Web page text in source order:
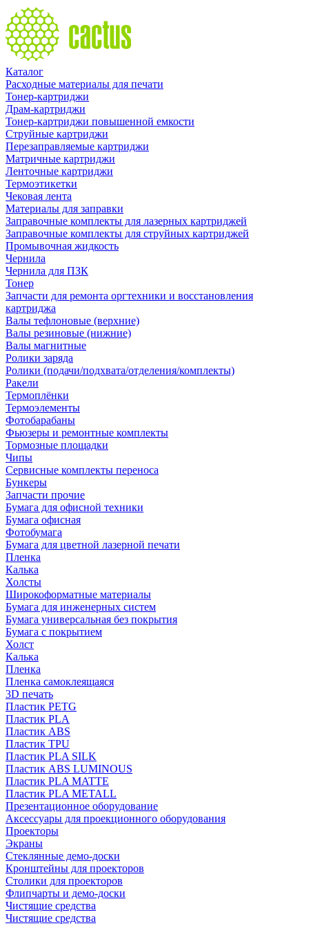
Каталог
Расходные материалы для печати
Тонер-картриджи
Драм-картриджи
Тонер-картриджи повышенной емкости
Струйные картриджи
Перезаправляемые картриджи
Матричные картриджи
Ленточные картриджи
Термоэтикетки
Чековая лента
Материалы для заправки
Заправочные комплекты для лазерных картриджей
Заправочные комплекты для струйных картриджей
Промывочная жидкость
Чернила
Чернила для ПЗК
Тонер
Запчасти для ремонта оргтехники и восстановления
картриджа
Валы тефлоновые (верхние)
Валы резиновые (нижние)
Валы магнитные
Ролики заряда
Ролики (подачи/подхвата/отделения/комплекты)
Ракели
Термоплёнки
Термоэлементы
Фотобарабаны
Фьюзеры и ремонтные комплекты
Тормозные площадки
Чипы
Сервисные комплекты переноса
Бункеры
Запчасти прочие
Бумага для офисной техники
Бумага офисная
Фотобумага
Бумага для цветной лазерной печати
Пленка
Калька
Холсты
Широкоформатные материалы
Бумага для инженерных систем
Бумага универсальная без покрытия
Бумага с покрытием
Холст
Калька
Пленка
Пленка самоклеящаяся
3D печать
Пластик PETG
Пластик PLA
Пластик ABS
Пластик TPU
Пластик PLA SILK
Пластик ABS LUMINOUS
Пластик PLA MATTE
Пластик PLA METALL
Презентационное оборудование
Аксессуары для проекционного оборудования
Проекторы
Экраны
Стеклянные демо-доски
Кронштейны для проекторов
Столики для проекторов
Флипчарты и демо-доски
Чистящие средства
Чистящие средства